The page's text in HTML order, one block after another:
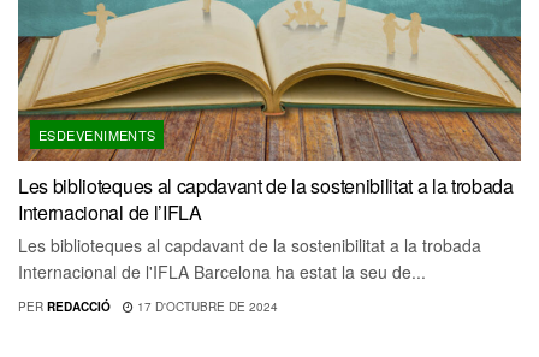
ESDEVENIMENTS
Les biblioteques al capdavant de la sostenibilitat a la trobada
Internacional de l’IFLA
Les biblioteques al capdavant de la sostenibilitat a la trobada
Internacional de l'IFLA Barcelona ha estat la seu de...
PER REDACCIÓ 17 D'OCTUBRE DE 2024